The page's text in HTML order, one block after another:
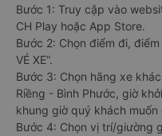
Bước 1: Truy cập vào
CH Play hoặc App Store.
Bước 2: Chọn điểm đi,
VÉ XE”.
Bước 3: Chọn hãng xe
Riềng - Bình Phước, giờ
khung giờ quý khách
Bước 4: Chọn vị trí/giường